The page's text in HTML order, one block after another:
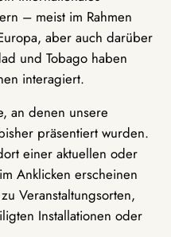
– meist im Rahmen
aber auch darüber
und Tobago haben
interagiert.
an denen unsere
präsentiert wurden.
einer aktuellen oder
Anklicken erscheinen
Veranstaltungsorten,
Installationen oder